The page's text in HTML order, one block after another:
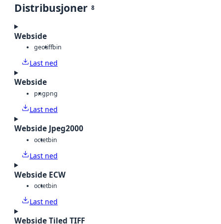
Distribusjoner 8
Webside
geotiffbin
Last ned
Webside
pngpng
Last ned
Webside Jpeg2000
octetbin
Last ned
Webside ECW
octetbin
Last ned
Webside Tiled TIFF